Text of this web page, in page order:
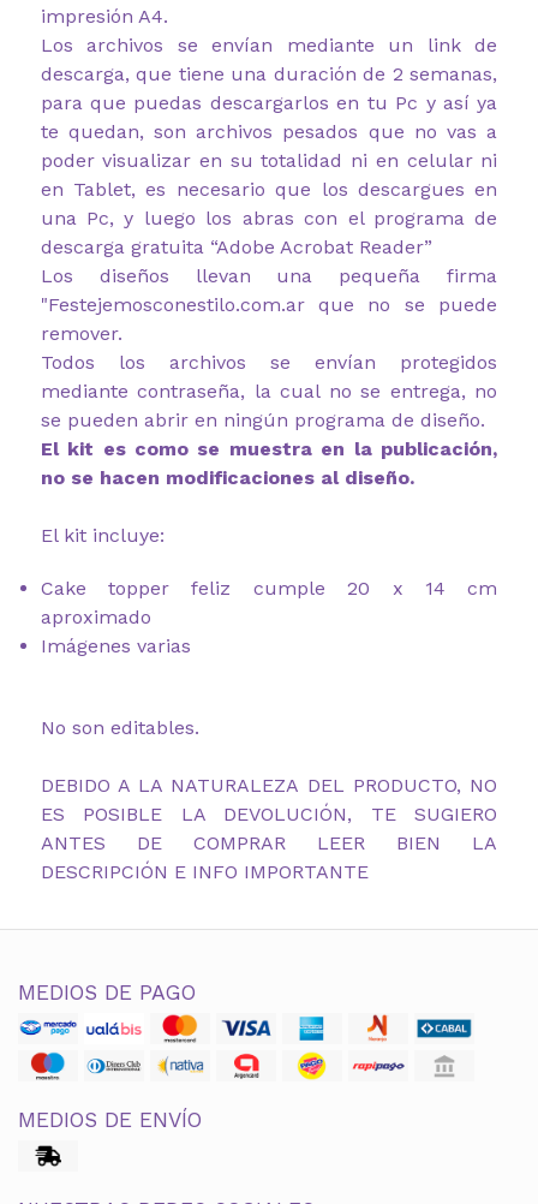
impresión A4.
Los archivos se envían mediante un link de
descarga, que tiene una duración de 2 semanas,
para que puedas descargarlos en tu Pc y así ya
te quedan, son archivos pesados que no vas a
poder visualizar en su totalidad ni en celular ni
en Tablet, es necesario que los descargues en
una Pc, y luego los abras con el programa de
descarga gratuita “Adobe Acrobat Reader”
Los diseños llevan una pequeña firma
"Festejemosconestilo.com.ar que no se puede
remover.
Todos los archivos se envían protegidos
mediante contraseña, la cual no se entrega, no
se pueden abrir en ningún programa de diseño.
El kit es como se muestra en la publicación,
no se hacen modificaciones al diseño.
El kit incluye:
Cake topper feliz cumple 20 x 14 cm
aproximado
Imágenes varias
No son editables.
DEBIDO A LA NATURALEZA DEL PRODUCTO, NO
ES POSIBLE LA DEVOLUCIÓN, TE SUGIERO
ANTES DE COMPRAR LEER BIEN LA
DESCRIPCIÓN E INFO IMPORTANTE
MEDIOS DE PAGO
MEDIOS DE ENVÍO